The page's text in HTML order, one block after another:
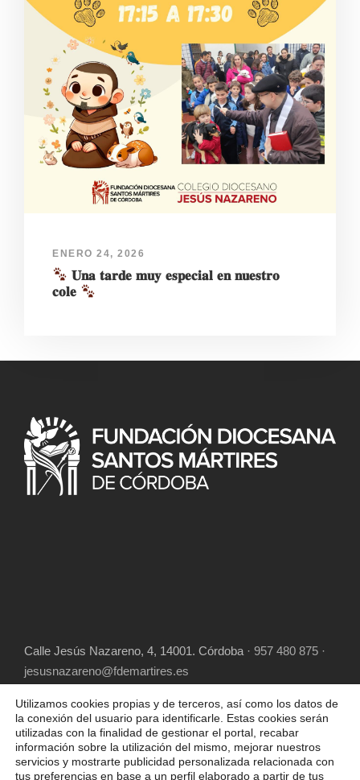
ENERO 24, 2026
𝐔𝐧𝐚 𝐭𝐚𝐫𝐝𝐞 𝐦𝐮𝐲 𝐞𝐬𝐩𝐞𝐜𝐢𝐚𝐥 𝐞𝐧 𝐧𝐮𝐞𝐬𝐭𝐫𝐨
𝐜𝐨𝐥𝐞
Calle Jesús Nazareno, 4, 14001. Córdoba · 957 480 875 ·
jesusnazareno@fdemartires.es
Utilizamos cookies propias y de terceros, así como los datos de
la conexión del usuario para identificarle. Estas cookies serán
utilizadas con la finalidad de gestionar el portal, recabar
información sobre la utilización del mismo, mejorar nuestros
servicios y mostrarte publicidad personalizada relacionada con
tus preferencias en base a un perfil elaborado a partir de tus